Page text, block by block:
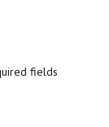
fields